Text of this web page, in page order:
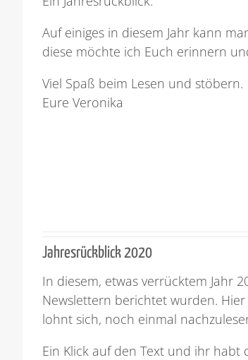
Auf einiges in diesem Jahr kann
diese möchte ich Euch erinnern
Viel Spaß beim Lesen und stöbern.
Eure Veronika
Jahresrückblick 2020
In diesem, etwas verrücktem Jahr
Newslettern berichtet wurden.
lohnt sich, noch einmal
Ein Klick auf den Text und ihr